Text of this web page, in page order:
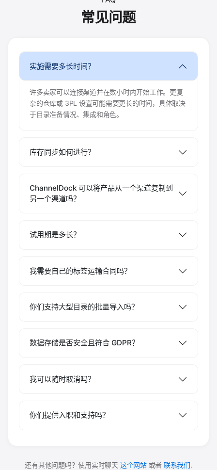
常见问题
实施需要多长时间？
许多卖家可以连接渠道并在数小时内开始工作。更复
杂的仓库或 3PL 设置可能需要更长的时间，具体取决
于目录准备情况、集成和角色。
库存同步如何进行？
ChannelDock 可以将产品从一个渠道复制到
另一个渠道吗？
试用期是多长？
我需要自己的标签运输合同吗？
你们支持大型目录的批量导入吗？
数据存储是否安全且符合 GDPR？
我可以随时取消吗？
你们提供入职和支持吗？
还有其他问题吗？使用实时聊天 这个网站或者 联系我们.